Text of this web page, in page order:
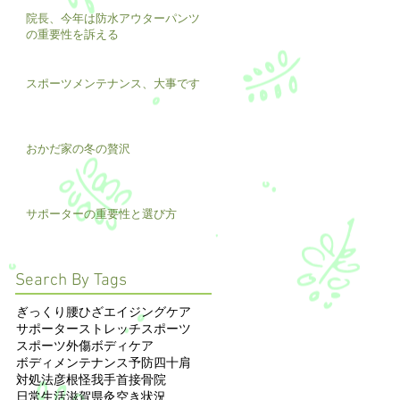
院長、今年は防水アウターパンツ
の重要性を訴える
スポーツメンテナンス、大事です
おかだ家の冬の贅沢
サポーターの重要性と選び方
Search By Tags
ぎっくり腰ひざエイジングケア
サポーターストレッチスポーツ
スポーツ外傷ボディケア
ボディメンテナンス予防四十肩
対処法彦根怪我手首接骨院